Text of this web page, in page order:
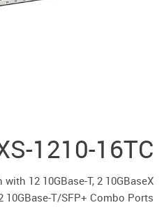
1210-16TC
12 10GBase-T, 2 10GBaseX
10GBase-T/SFP+ Combo Ports